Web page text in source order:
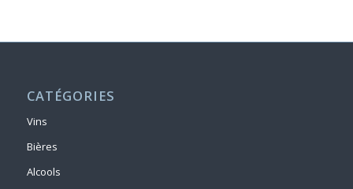
CATÉGORIES
Vins
Bières
Alcools